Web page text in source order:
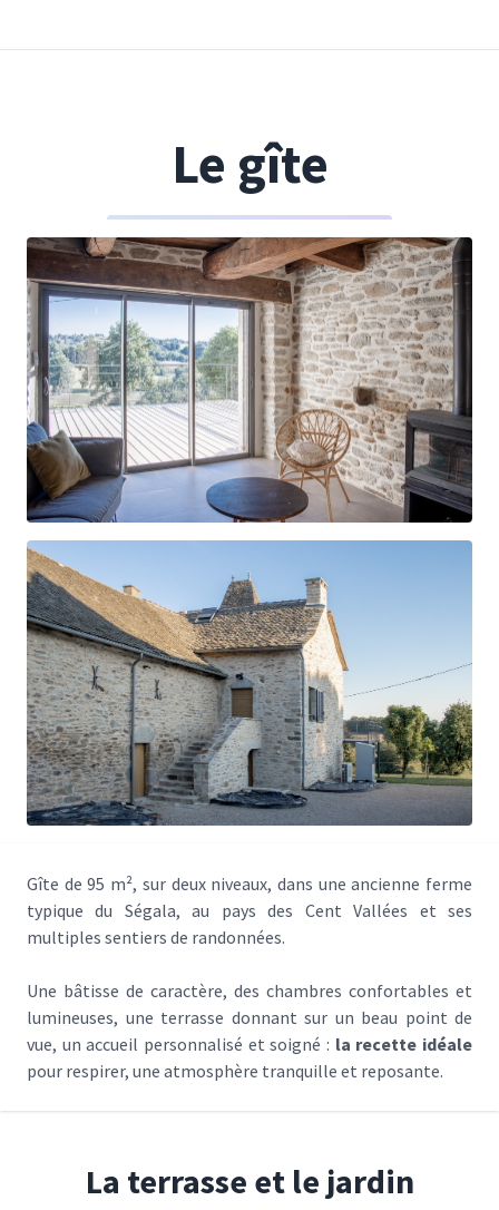
Le gîte
Gîte de 95 m², sur deux niveaux, dans une ancienne ferme
typique du Ségala, au pays des Cent Vallées et ses
multiples sentiers de randonnées.
Une bâtisse de caractère, des chambres confortables et
lumineuses, une terrasse donnant sur un beau point de
vue, un accueil personnalisé et soigné : la recette idéale
pour respirer, une atmosphère tranquille et reposante.
La terrasse et le jardin